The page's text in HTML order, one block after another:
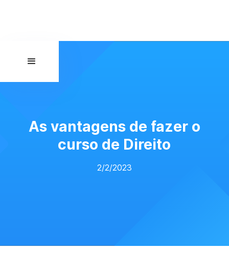
As vantagens de fazer o
curso de Direito
2/2/2023